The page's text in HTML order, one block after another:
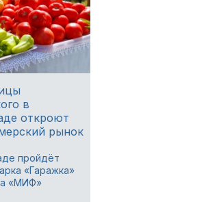
в
откроют
рынок
пройдёт
«Гаражка»
«МИФ»